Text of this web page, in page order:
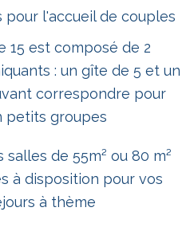
pour l'accueil de couples
15 est composé de 2
: un gîte de 5 et un
correspondre pour
petits groupes
salles de 55m² ou 80 m²
à disposition pour vos
à thème